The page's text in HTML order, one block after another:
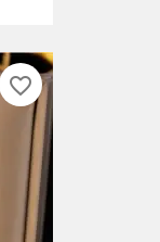
favorite_border